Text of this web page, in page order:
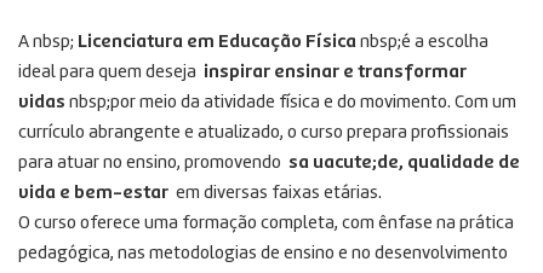
A nbsp; Licenciatura em Educação Física nbsp;é a escolha
ideal para quem deseja inspirar ensinar e transformar
vidas nbsp;por meio da atividade física e do movimento. Com um
currículo abrangente e atualizado, o curso prepara profissionais
para atuar no ensino, promovendo sa uacute;de, qualidade de
vida e bem-estar em diversas faixas etárias.
O curso oferece uma formação completa, com ênfase na prática
pedagógica, nas metodologias de ensino e no desenvolvimento